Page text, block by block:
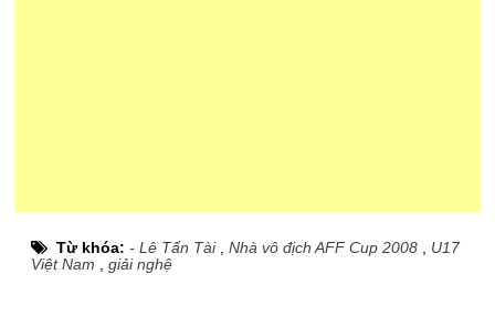
Từ khóa:- Lê Tấn Tài,Nhà vô địch AFF Cup 2008
U17
Việt Nam ,giải nghệ